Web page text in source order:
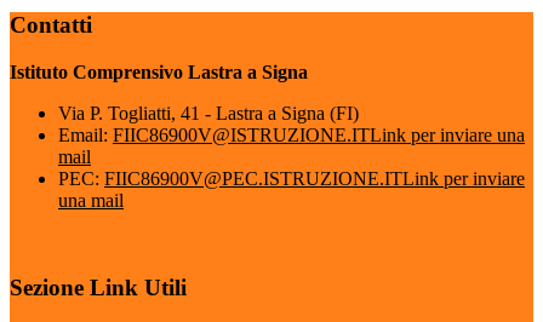
Contatti
Istituto Comprensivo Lastra a Signa
Via P. Togliatti, 41 - Lastra a Signa (FI)
Email: FIIC86900V@ISTRUZIONE.ITLink per inviare una
mail
PEC: FIIC86900V@PEC.ISTRUZIONE.ITLink per inviare
una mail
Sezione Link Utili